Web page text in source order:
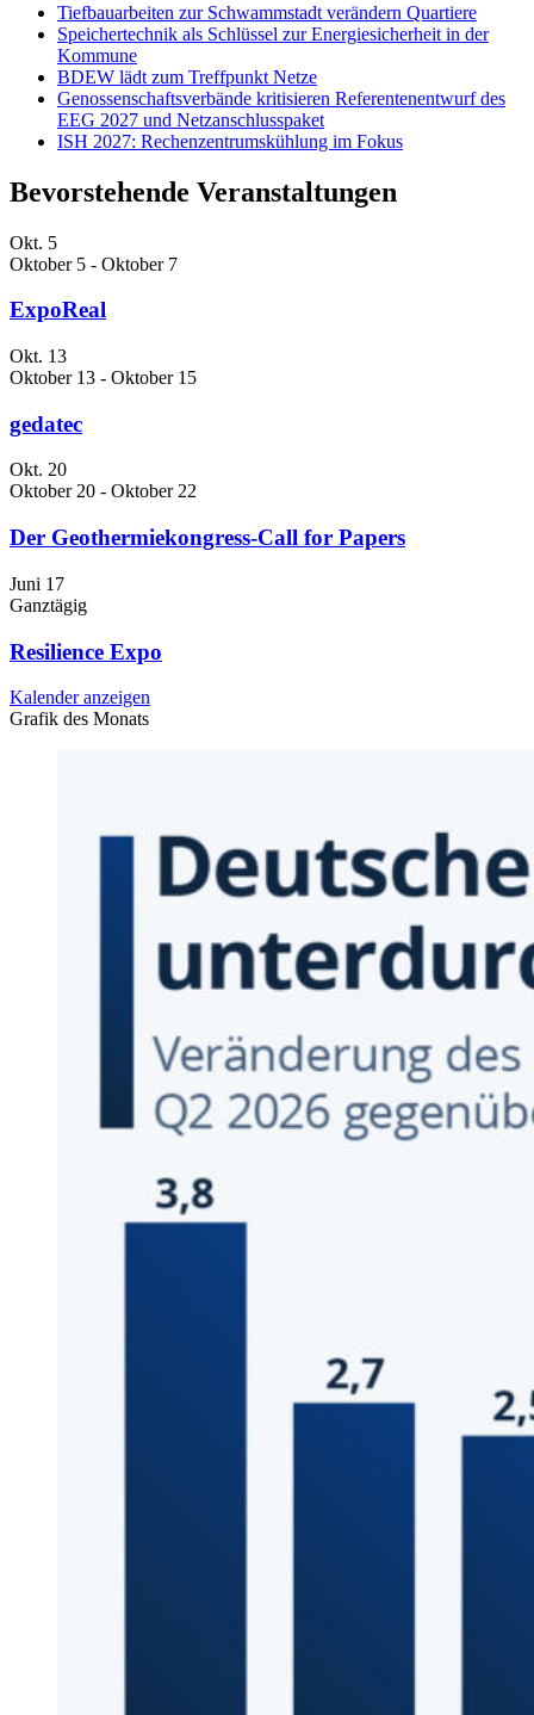
Tiefbauarbeiten zur Schwammstadt verändern Quartiere
Speichertechnik als Schlüssel zur Energiesicherheit in der
Kommune
BDEW lädt zum Treffpunkt Netze
Genossenschaftsverbände kritisieren Referentenentwurf des
EEG 2027 und Netzanschlusspaket
ISH 2027: Rechenzentrumskühlung im Fokus
Bevorstehende Veranstaltungen
Okt. 5
Oktober 5 - Oktober 7
ExpoReal
Okt. 13
Oktober 13 - Oktober 15
gedatec
Okt. 20
Oktober 20 - Oktober 22
Der Geothermiekongress-Call for Papers
Juni 17
Ganztägig
Resilience Expo
Kalender anzeigen
Grafik des Monats